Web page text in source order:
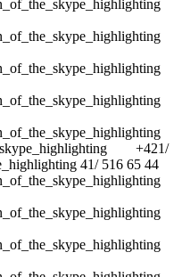
+421/
41/ 516 65 44